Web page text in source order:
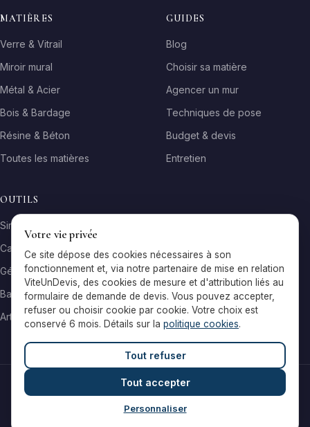
MATIÈRES
Verre & Vitrail
Miroir mural
Métal & Acier
Bois & Bardage
Résine & Béton
Toutes les matières
GUIDES
Blog
Choisir sa matière
Agencer un mur
Techniques de pose
Budget & devis
Entretien
OUTILS
Simulateur matière
Calculateur surface
Générateur galerie
Baromètre de prix
Artisans par ville
© 2026 Reflets & Matières — Tous droits réservés
Mentions légales
Cookies
Votre vie privée
Ce site dépose des cookies nécessaires à son
fonctionnement et, via notre partenaire de mise en relation
ViteUnDevis, des cookies de mesure et d'attribution liés au
formulaire de demande de devis. Vous pouvez accepter,
refuser ou choisir cookie par cookie. Votre choix est
conservé 6 mois. Détails sur la politique cookies.
Tout refuser
Tout accepter
Personnaliser